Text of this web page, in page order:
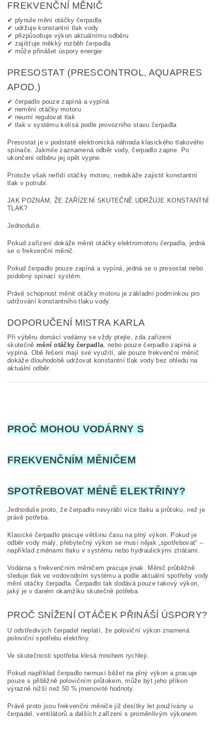
FREKVENČNÍ MĚNIČ
✔ plynule mění otáčky čerpadla
✔ udržuje konstantní tlak vody
✔ přizpůsobuje výkon aktuálnímu odběru
✔ zajišťuje měkký rozběh čerpadla
✔ může přinášet úspory energie
PRESOSTAT (PRESCONTROL, AQUAPRES
APOD.)
✔ čerpadlo pouze zapíná a vypíná
✔ nemění otáčky motoru
✔ neumí regulovat tlak
✔ tlak v systému kolísá podle provozního stavu čerpadla
Presostat je v podstatě elektronická náhrada klasického tlakového
spínače. Jakmile zaznamená odběr vody, čerpadlo zapne. Po
ukončení odběru jej opět vypne.
Protože však neřídí otáčky motoru, nedokáže zajistit konstantní
tlak v potrubí.
JAK POZNÁM, ŽE ZAŘÍZENÍ SKUTEČNĚ UDRŽUJE KONSTANTNÍ
TLAK?
Jednoduše.
Pokud zařízení dokáže měnit otáčky elektromotoru čerpadla, jedná
se o frekvenční měnič.
Pokud čerpadlo pouze zapíná a vypíná, jedná se o presostat nebo
podobný spínací systém.
Právě schopnost měnit otáčky motoru je základní podmínkou pro
udržování konstantního tlaku vody.
DOPORUČENÍ MISTRA KARLA
Při výběru domácí vodárny se vždy ptejte, zda zařízení
skutečně mění otáčky čerpadla, nebo pouze čerpadlo zapíná a
vypíná. Obě řešení mají své využití, ale pouze frekvenční měnič
dokáže dlouhodobě udržovat konstantní tlak vody bez ohledu na
aktuální odběr.
PROČ MOHOU VODÁRNY S
FREKVENČNÍM MĚNIČEM
SPOTŘEBOVAT MÉNĚ ELEKTŘINY?
Jednoduše proto, že čerpadlo nevyrábí více tlaku a průtoku, než je
právě potřeba.
Klasické čerpadlo pracuje většinu času na plný výkon. Pokud je
odběr vody malý, přebytečný výkon se musí nějak „spotřebovat“ –
například změnami tlaku v systému nebo hydraulickými ztrátami.
Vodárna s frekvenčním měničem pracuje jinak. Měnič průběžně
sleduje tlak ve vodovodním systému a podle aktuální spotřeby vody
mění otáčky čerpadla. Čerpadlo tak dodává pouze takový výkon,
jaký je v daném okamžiku skutečně potřeba.
PROČ SNÍŽENÍ OTÁČEK PŘINÁŠÍ ÚSPORY?
U odstředivých čerpadel neplatí, že poloviční výkon znamená
poloviční spotřebu elektřiny.
Ve skutečnosti spotřeba klesá mnohem rychleji.
Pokud například čerpadlo nemusí běžet na plný výkon a pracuje
pouze s přibližně polovičním průtokem, může být jeho příkon
výrazně nižší než 50 % jmenovité hodnoty.
Právě proto jsou frekvenční měniče již desítky let používány u
čerpadel, ventilátorů a dalších zařízení s proměnlivým výkonem.